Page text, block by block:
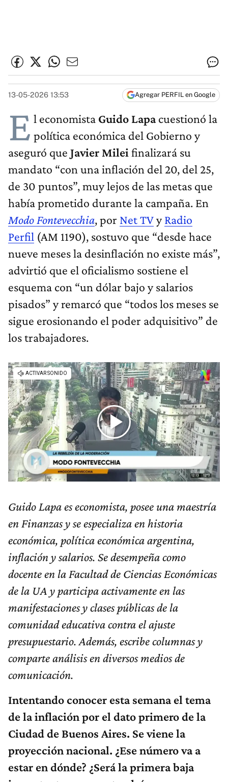
13-05-2026 13:53 Agregar PERFIL en Google
E l economista Guido Lapacuestionó la
política económica del Gobierno y
aseguró que Javier Milei finalizará su
mandato “con una inflación del 20, del 25,
de 30 puntos”, muy lejos de las metas que
había prometido durante la campaña. En
Modo Fontevecchia, por Net TVyRadio
Perfil (AM 1190), sostuvo que “desde hace
nueve meses la desinflación no existe más”,
advirtió que el oficialismo sostiene el
esquema con “un dólar bajo y salarios
pisados” y remarcó que “todos los meses se
sigue erosionando el poder adquisitivo” de
los trabajadores.
Guido Lapa es economista, posee una maestría
en Finanzas y se especializa en historia
económica, política económica argentina,
inflación y salarios. Se desempeña como
docente en la Facultad de Ciencias Económicas
de la UA y participa activamente en las
manifestaciones y clases públicas de la
comunidad educativa contra el ajuste
presupuestario. Además, escribe columnas y
comparte análisis en diversos medios de
comunicación.
Intentando conocer esta semana el tema
de la inflación por el dato primero de la
Ciudad de Buenos Aires. Se viene la
proyección nacional. ¿Ese número va a
estar en dónde? ¿Será la primera baja